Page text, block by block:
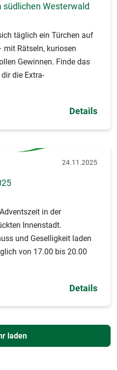
Westerwald
täglich ein Türchen auf
mit Rätseln, kuriosen
Gewinnen. Finde das
die Extra-
Details
24.11.2025
in der
Innenstadt.
und Geselligkeit laden
von 17.00 bis 20.00
Details
laden